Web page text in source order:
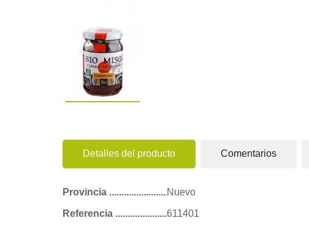
Detalles del producto Comentarios
Provincia Nuevo
Referencia 611401